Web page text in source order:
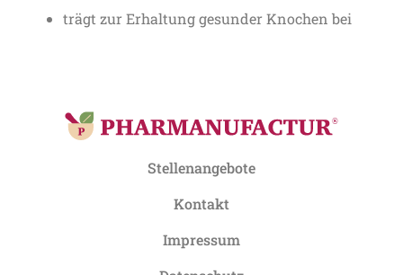
trägt zur Erhaltung gesunder Knochen bei
Stellenangebote
Kontakt
Impressum